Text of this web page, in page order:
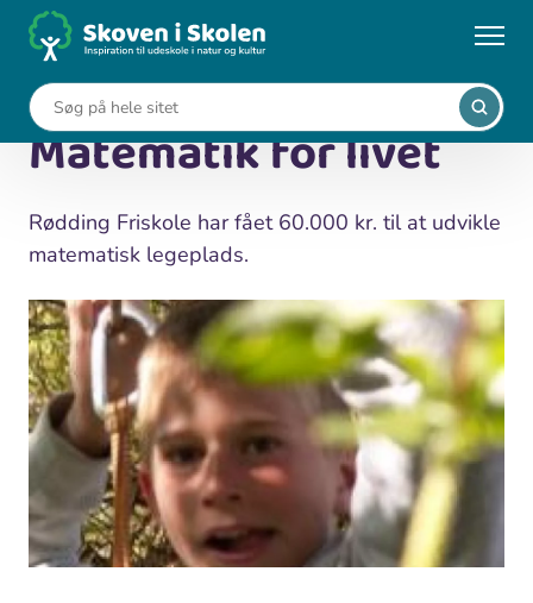
... Nyheder Matematik for livet
18. januar 2013
Matematik for livet
Rødding Friskole har fået 60.000 kr. til at udvikle
matematisk legeplads.